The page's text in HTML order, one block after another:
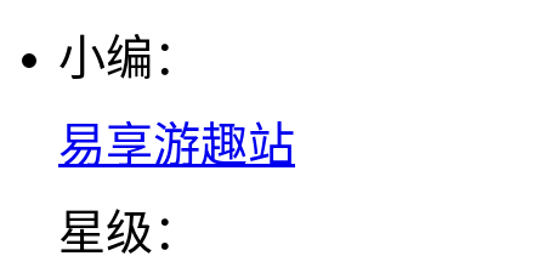
小编：
易享游趣站
星级：